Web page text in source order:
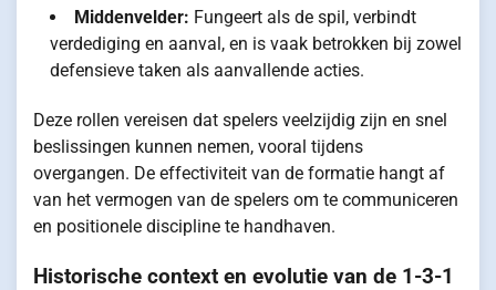
Middenvelder: Fungeert als de spil, verbindt
verdediging en aanval, en is vaak betrokken bij zowel
defensieve taken als aanvallende acties.
Deze rollen vereisen dat spelers veelzijdig zijn en snel
beslissingen kunnen nemen, vooral tijdens
overgangen. De effectiviteit van de formatie hangt af
van het vermogen van de spelers om te communiceren
en positionele discipline te handhaven.
Historische context en evolutie van de 1-3-1